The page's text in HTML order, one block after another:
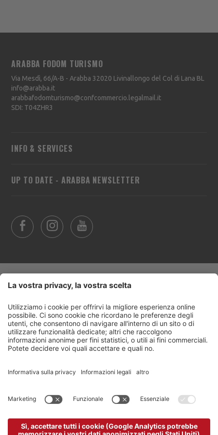
UP TO DATE - ARABBA NEWSLETTER
ARABBA FODOM TURISMO
Via Mesdì, 66/A-B - Arabba 32020 Livinallongo del Col di Lana BL
info@arabba.it
arabbafodomturismo@confcommercio.legalmail.it
SDI: T04ZHR3
INFO & SERVICES
Informativa privacy
Dichiarazione di accessibilità
produced by
powered by